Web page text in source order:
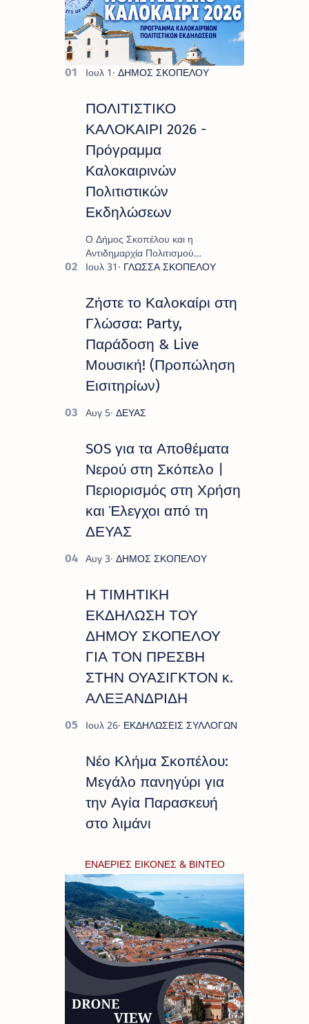
ΠΟΛΙΤΙΣΤΙΚΟ
ΚΑΛΟΚΑΙΡΙ 2026 -
Πρόγραμμα
Καλοκαιρινών
Πολιτιστικών
Εκδηλώσεων
Ο Δήμος Σκοπέλου και η
Αντιδημαρχία Πολιτισμού
παρουσιάζουν το πρόγραμμα «
πλούσιο και πολυσυλλεκτικό
πρόγραμμα εκδ…
Ζήστε το Καλοκαίρι στη
Γλώσσα: Party,
Παράδοση & Live
Μουσική! (Προπώληση
Εισιτηρίων)
SOS για τα Αποθέματα
Νερού στη Σκόπελο |
Περιορισμός στη Χρήση
και Έλεγχοι από τη
ΔΕΥΑΣ
Η ΤΙΜΗΤΙΚΗ
ΕΚΔΗΛΩΣΗ ΤΟΥ
ΔΗΜΟΥ ΣΚΟΠΕΛΟΥ
ΓΙΑ ΤΟΝ ΠΡΕΣΒΗ
ΣΤΗΝ ΟΥΑΣΙΓΚΤΟΝ κ.
ΑΛΕΞΑΝΔΡΙΔΗ
Νέο Κλήμα Σκοπέλου:
Μεγάλο πανηγύρι για
την Αγία Παρασκευή
στο λιμάνι
ΕΝΑΕΡΙΕΣ ΕΙΚΟΝΕΣ & ΒΙΝΤΕΟ